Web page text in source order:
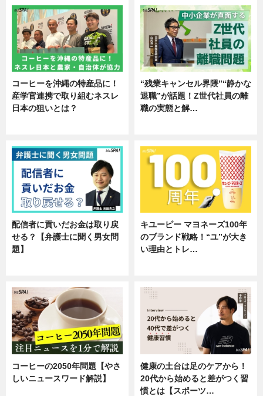
コーヒーを沖縄の特産品に！
産学官連携で取り組むネスレ
日本の狙いとは？
“残業キャンセル界隈”“静かな
退職”が話題！Z世代社員の離
職の実態と解…
配信者に貢いだお金は取り戻
せる？【弁護士に聞く男女問
題】
キユーピー マヨネーズ100年
のブランド戦略！“ユ”が大き
い理由とトレ…
コーヒーの2050年問題【やさ
しいニュースワード解説】
健康の土台は足のケアから！
20代から始めると差がつく習
慣とは【スポーツ…